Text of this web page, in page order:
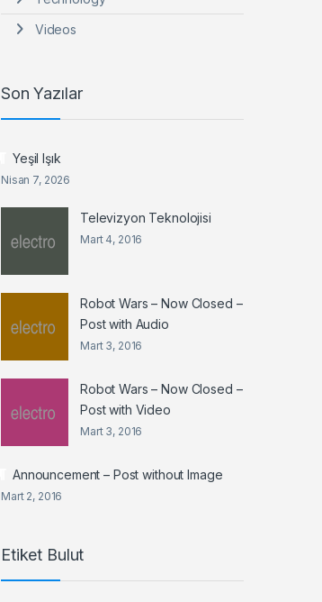
Videos
Son Yazılar
Yeşil Işık
Nisan 7, 2026
Televizyon Teknolojisi
Mart 4, 2016
Robot Wars – Now Closed –
Post with Audio
Mart 3, 2016
Robot Wars – Now Closed –
Post with Video
Mart 3, 2016
Announcement – Post without Image
Mart 2, 2016
Etiket Bulut